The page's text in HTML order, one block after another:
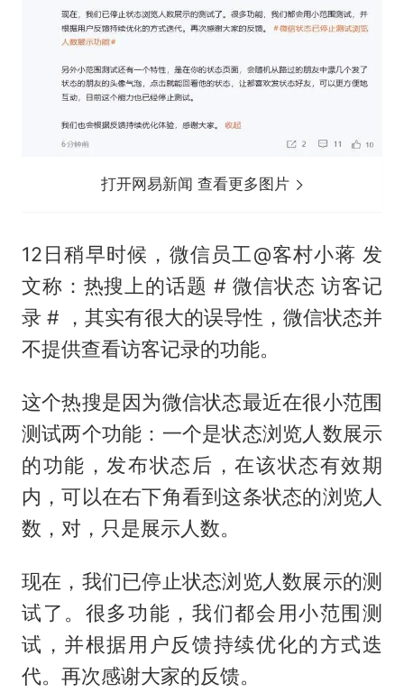
打开网易新闻 查看更多图片
12日稍早时候，微信员工@客村小蒋 发
文称：热搜上的话题 # 微信状态 访客记
录 # ，其实有很大的误导性，微信状态并
不提供查看访客记录的功能。
这个热搜是因为微信状态最近在很小范围
测试两个功能：一个是状态浏览人数展示
的功能，发布状态后，在该状态有效期
内，可以在右下角看到这条状态的浏览人
数，对，只是展示人数。
现在，我们已停止状态浏览人数展示的测
试了。很多功能，我们都会用小范围测
试，并根据用户反馈持续优化的方式迭
代。再次感谢大家的反馈。